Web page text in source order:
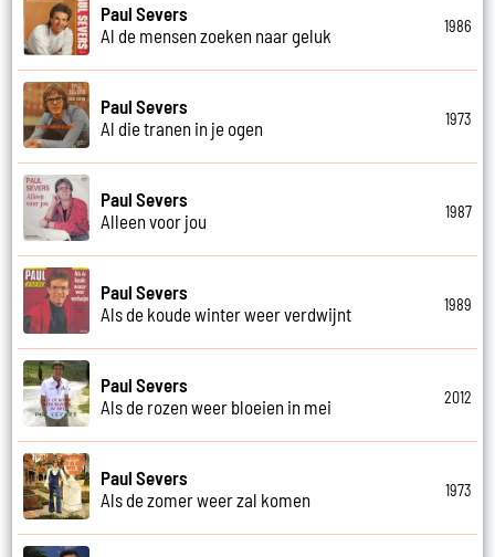
Paul Severs
Al de mensen zoeken naar geluk
1986
Paul Severs
Al die tranen in je ogen
1973
Paul Severs
Alleen voor jou
1987
Paul Severs
Als de koude winter weer verdwijnt
1989
Paul Severs
Als de rozen weer bloeien in mei
2012
Paul Severs
Als de zomer weer zal komen
1973